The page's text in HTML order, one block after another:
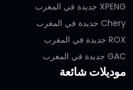
XPENG جديدة في المغرب
Chery جديدة في المغرب
ROX جديدة في المغرب
GAC جديدة في المغرب
موديلات شائعة